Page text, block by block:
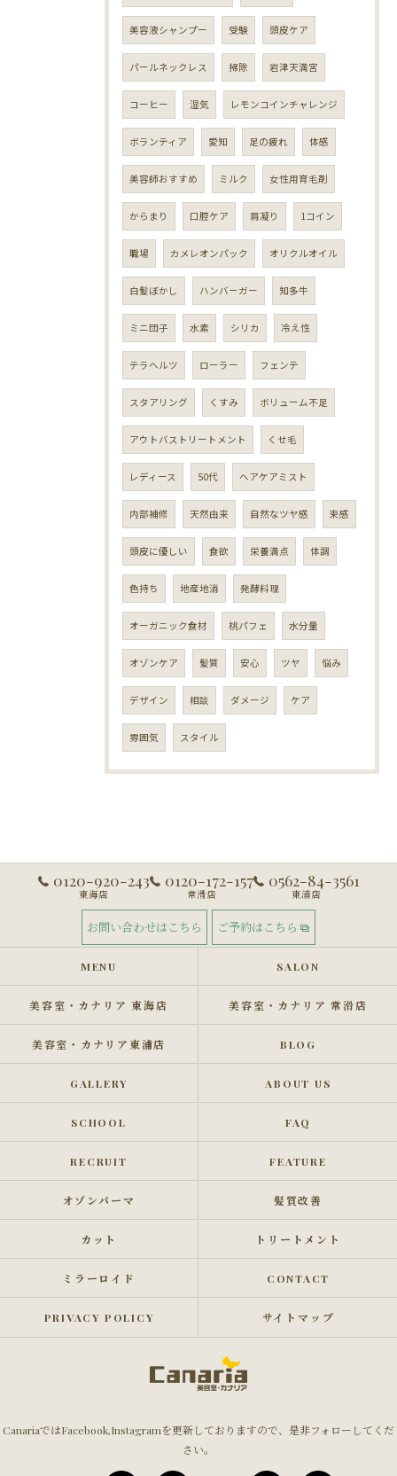
美容液シャンプー 受験 頭皮ケア
パールネックレス 掃除 岩津天満宮
コーヒー 湿気 レモンコインチャレンジ
ボランティア 愛知 足の疲れ 体感
美容師おすすめ ミルク 女性用育毛剤
からまり 口腔ケア 肩凝り 1コイン
職場 カメレオンパック オリクルオイル
白髪ぼかし ハンバーガー 知多牛
ミニ団子 水素 シリカ 冷え性
テラヘルツ ローラー フェンテ
スタアリング くすみ ボリューム不足
アウトバストリートメント くせ毛
レディース 50代 ヘアケアミスト
内部補修 天然由来 自然なツヤ感 束感
頭皮に優しい 食欲 栄養満点 体調
色持ち 地産地消 発酵料理
オーガニック食材 桃パフェ 水分量
オゾンケア 髪質 安心 ツヤ 悩み
デザイン 相談 ダメージ ケア
雰囲気 スタイル
0120-920-243
東海店
0120-172-157
常滑店
0562-84-3561
東浦店
お問い合わせはこちら ご予約はこちら
MENU SALON
美容室・カナリア 東海店 美容室・カナリア 常滑店
美容室・カナリア東浦店 BLOG
GALLERY ABOUT US
SCHOOL FAQ
RECRUIT FEATURE
オゾンパーマ 髪質改善
カット トリートメント
ミラーロイド CONTACT
PRIVACY POLICY サイトマップ
CanariaではFacebook,Instagramを更新しておりますので、是非フォローしてくだ
さい。